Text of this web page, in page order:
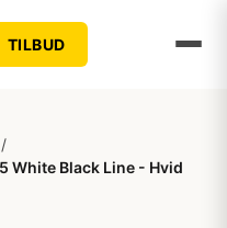
TILBUD
/
White Black Line - Hvid